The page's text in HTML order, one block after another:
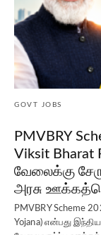
GOVT JOBS
PMVBRY
Viksit Bharat
வேலைக்கு
அரசு
PMVBRY Scheme
Yojana) என்பது